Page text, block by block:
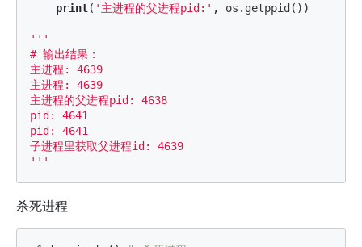
print( '主进程的父进程pid:' , os . getppid())
'''
# 输出结果：
主进程: 4639
主进程: 4639
主进程的父进程pid: 4638
pid: 4641
pid: 4641
子进程里获取父进程id: 4639
'''
杀死进程